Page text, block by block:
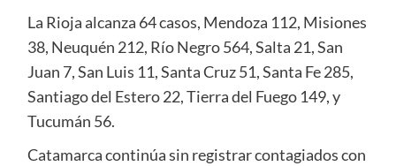
La Rioja alcanza 64 casos, Mendoza 112, Misiones
38, Neuquén 212, Río Negro 564, Salta 21, San
Juan 7, San Luis 11, Santa Cruz 51, Santa Fe 285,
Santiago del Estero 22, Tierra del Fuego 149, y
Tucumán 56.
Catamarca continúa sin registrar contagiados con